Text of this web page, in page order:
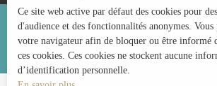
Mentions légales Politique de
Conditions générales de
Ce site web active par défaut des cookies pour
d'audience et des fonctionnalités anonymes.
votre navigateur afin de bloquer ou être informé
ces cookies. Ces cookies ne stockent aucune
d’identification personnelle.